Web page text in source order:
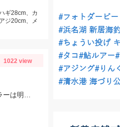
ギ28cm、カ
ジ20cm、メ
1022 view
#フォトダービー
#浜名湖 新居海
#ちょうい投げ
#タコ#鮎ルアー
#アジング#りん
#清水港 海づり